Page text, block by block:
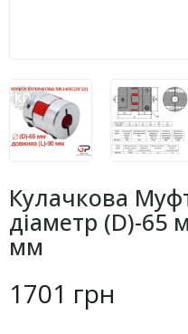
Кулачкова
діаметр (D)-65
мм
1701 грн